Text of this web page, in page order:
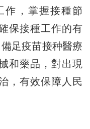
，掌握接種節
保接種工作的有
足疫苗接种醫療
和藥品，對出現
，有效保障人民